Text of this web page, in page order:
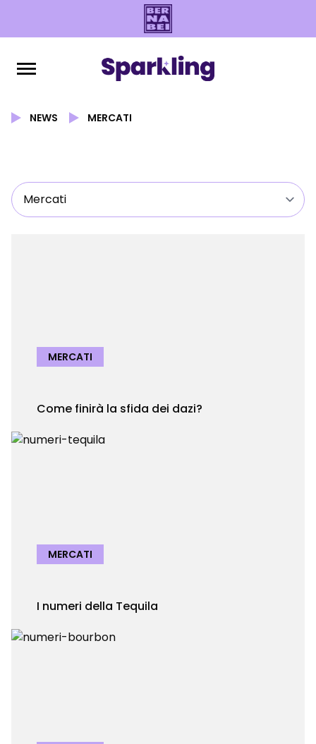
NEWS MERCATI
MERCATI
Come finirà la sfida dei dazi?
MERCATI
I numeri della Tequila